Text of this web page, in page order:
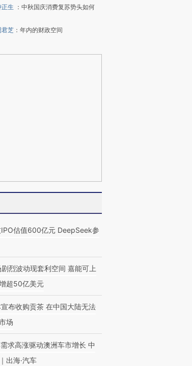
正生 ： 中秋国庆消费复苏势头如何
君芝 ： 年内的财政空间
估值600亿元 DeepSeek参
烈波动现套利空间 嘉能可上
超50亿美元
布收购贡茶 在中国大陆无法
场
求高涨驱动澳洲车市增长 中
出海·汽车